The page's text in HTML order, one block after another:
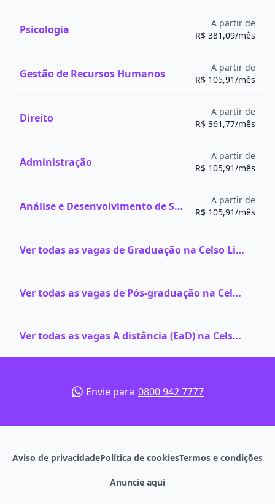
Psicologia
A partir de
R$ 381,09/mês
Gestão de Recursos Humanos
A partir de
R$ 105,91/mês
Direito
A partir de
R$ 361,77/mês
Administração
A partir de
R$ 105,91/mês
Análise e Desenvolvimento de Sistemas
A partir de
R$ 105,91/mês
Ver todas as vagas de Graduação na Celso Lisboa
Ver todas as vagas de Pós-graduação na Celso Lisboa
Ver todas as vagas A distância (EaD) na Celso Lisboa
Envie para 0800 942 7777
Aviso de privacidadePolítica de cookiesTermos e condições
Anuncie aqui